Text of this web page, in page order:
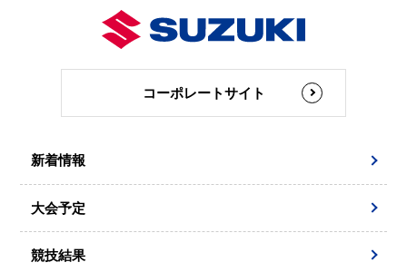
コーポレートサイト
新着情報
大会予定
競技結果